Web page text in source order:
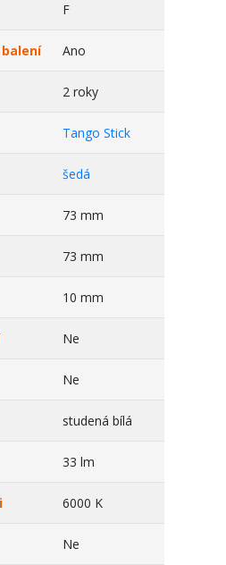
F
Ano
2 roky
Tango Stick
šedá
73 mm
73 mm
10 mm
Ne
Ne
studená bílá
33 lm
6000 K
Ne